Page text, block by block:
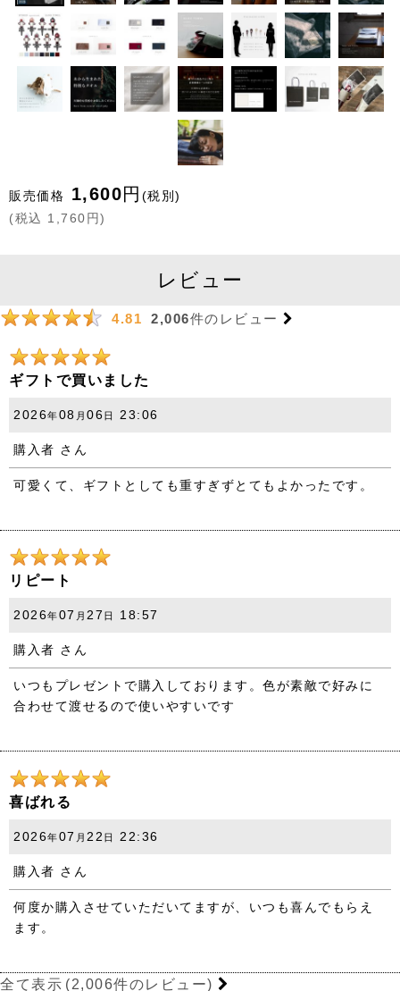
販売価格 1,600円 (税別)
(税込 1,760 円)
レビュー
4.81 2,006件のレビュー
ギフトで買いました
2026年08 月 06日 23:06
購入者 さん
可愛くて、ギフトとしても重すぎずとてもよかったです。
リピート
2026年07 月 27 日 18:57
購入者 さん
いつもプレゼントで購入しております。色が素敵で好みに
合わせて渡せるので使いやすいです
喜ばれる
2026年07 月 22 日 22:36
購入者 さん
何度か購入させていただいてますが、いつも喜んでもらえ
ます。
全て表示 (2,006件のレビュー)